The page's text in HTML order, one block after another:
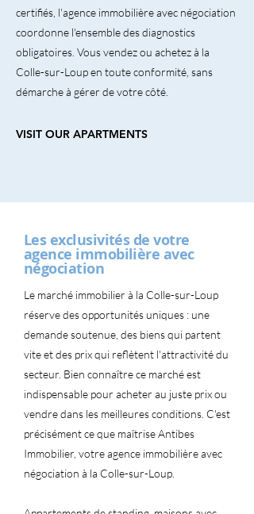
certifiés, l'agence immobilière avec négociation
coordonne l'ensemble des diagnostics
obligatoires. Vous vendez ou achetez à la
Colle-sur-Loup en toute conformité, sans
démarche à gérer de votre côté.
VISIT OUR APARTMENTS
Les exclusivités de votre
agence immobilière avec
négociation
Le marché immobilier à la Colle-sur-Loup
réserve des opportunités uniques : une
demande soutenue, des biens qui partent
vite et des prix qui reflètent l'attractivité du
secteur. Bien connaître ce marché est
indispensable pour acheter au juste prix ou
vendre dans les meilleures conditions. C'est
précisément ce que maîtrise Antibes
Immobilier, votre agence immobilière avec
négociation à la Colle-sur-Loup.